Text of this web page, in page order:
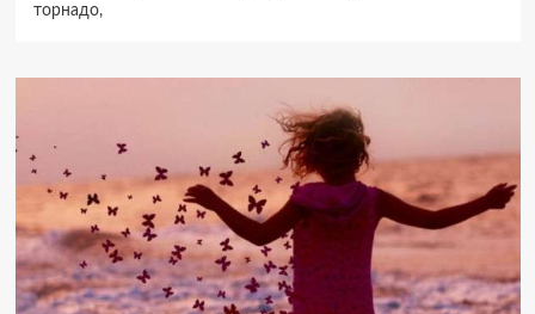
торнадо,